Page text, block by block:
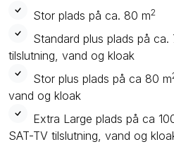
Stor plads på ca. 80 m2
Standard plus plads på ca.
tilslutning, vand og kloak
Stor plus plads på ca 80 m
vand og kloak
Extra Large plads på ca
SAT-TV tilslutning, vand og